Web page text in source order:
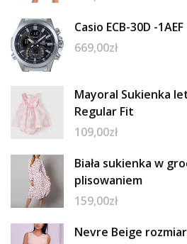
Casio ECB-30D -1AEF
669,00zł
Mayoral Sukienka
Regular Fit
109,00zł
Biała sukienka w
plisowaniem
159,00zł
Nevre Beige